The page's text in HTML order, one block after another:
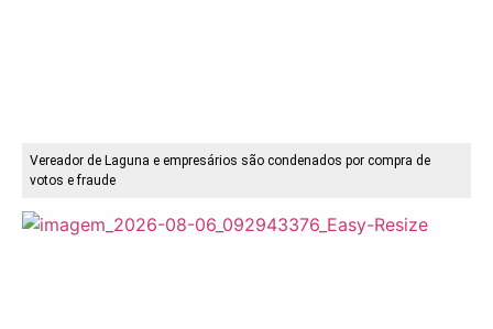
Vereador de Laguna e empresários são condenados por compra de
votos e fraude